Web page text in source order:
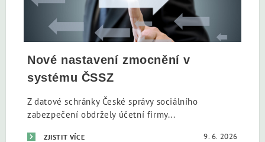
Nové nastavení zmocnění v
systému ČSSZ
Z datové schránky České správy sociálního
zabezpečení obdržely účetní firmy...
ZJISTIT VÍCE 9. 6. 2026